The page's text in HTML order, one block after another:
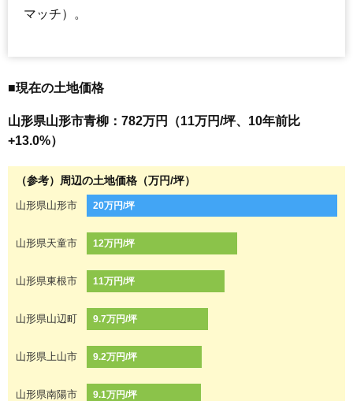
マッチ）。
■現在の土地価格
山形県山形市青柳：782万円（11万円/坪、10年前比
+13.0%）
（参考）周辺の土地価格（万円/坪）
山形県山形市 20万円/坪
山形県天童市 12万円/坪
山形県東根市 11万円/坪
山形県山辺町 9.7万円/坪
山形県上山市 9.2万円/坪
山形県南陽市 9.1万円/坪